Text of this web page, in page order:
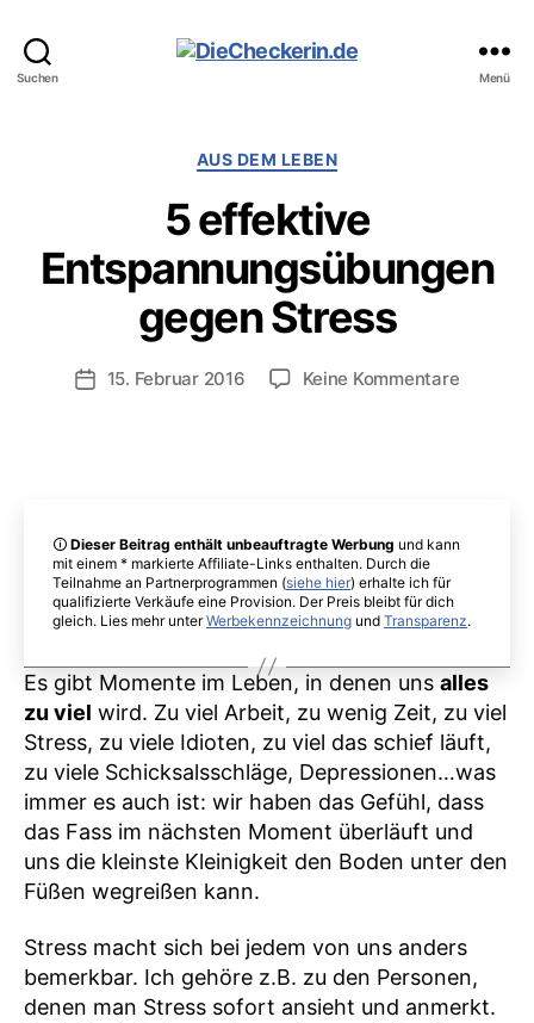
Suchen Menü
Kategorien
AUS DEM LEBEN
5 effektive
Entspannungsübungen
gegen Stress
Veröffentlichungsdatum
15. Februar 2016 Keine Kommentarezu
🛈 Dieser Beitrag enthält unbeauftragte Werbung und kann
mit einem * markierte Affiliate-Links enthalten. Durch die
Teilnahme an Partnerprogrammen (siehe hier) erhalte ich für
qualifizierte Verkäufe eine Provision. Der Preis bleibt für dich
gleich. Lies mehr unterWerbekennzeichnung und Transparenz.
Es gibt Momente im Leben, in denen uns alles
zu viel wird. Zu viel Arbeit, zu wenig Zeit, zu viel
Stress, zu viele Idioten, zu viel das schief läuft,
zu viele Schicksalsschläge, Depressionen…was
immer es auch ist: wir haben das Gefühl, dass
das Fass im nächsten Moment überläuft und
uns die kleinste Kleinigkeit den Boden unter den
Füßen wegreißen kann.
Stress macht sich bei jedem von uns anders
bemerkbar. Ich gehöre z.B. zu den Personen,
denen man Stress sofort ansieht und anmerkt.